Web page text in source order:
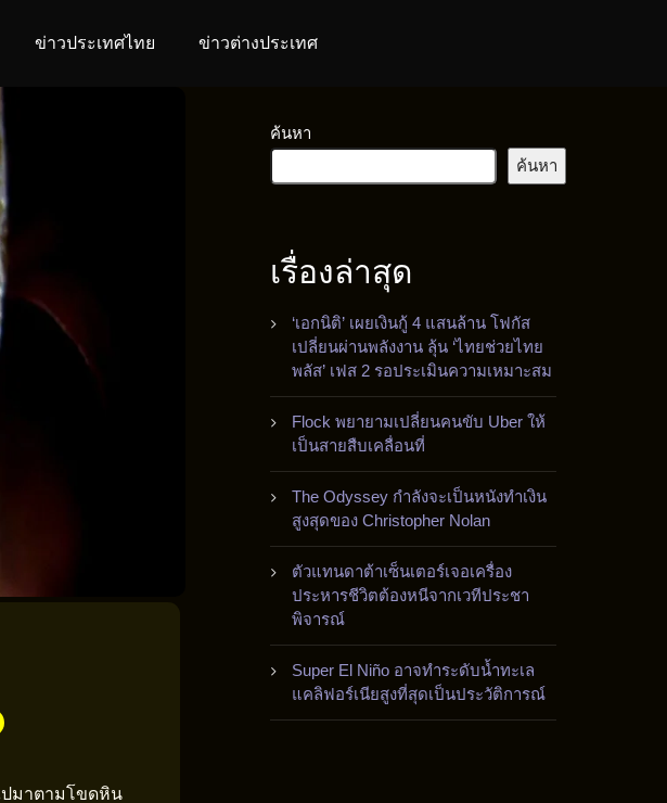
ข่าวประเทศไทย ข่าวต่างประเทศ
ปมาตามโขดหิน
ค้นหา
ค้นหา
เรื่องล่าสุด
‘เอกนิติ’ เผยเงินกู้ 4 แสนล้าน โฟกัส
เปลี่ยนผ่านพลังงาน ลุ้น ‘ไทยช่วยไทย
พลัส’ เฟส 2 รอประเมินความเหมาะสม
Flock พยายามเปลี่ยนคนขับ Uber ให้
เป็นสายสืบเคลื่อนที่
The Odyssey กำลังจะเป็นหนังทำเงิน
สูงสุดของ Christopher Nolan
ตัวแทนดาต้าเซ็นเตอร์เจอเครื่อง
ประหารชีวิตต้องหนีจากเวทีประชา
พิจารณ์
Super El Niño อาจทำระดับน้ำทะเล
แคลิฟอร์เนียสูงที่สุดเป็นประวัติการณ์